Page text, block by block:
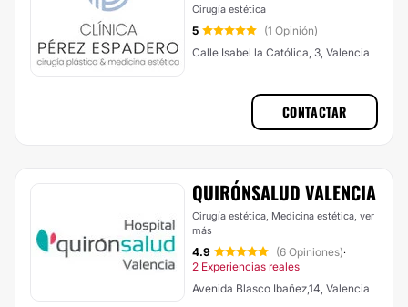
Cirugía estética
5
(1 Opinión)
Calle Isabel la Católica, 3, Valencia
CONTACTAR
QUIRÓNSALUD VALENCIA
Cirugía estética, Medicina estética, ver
más
4.9 (6 Opiniones)·
2 Experiencias reales
Avenida Blasco Ibañez,14, Valencia